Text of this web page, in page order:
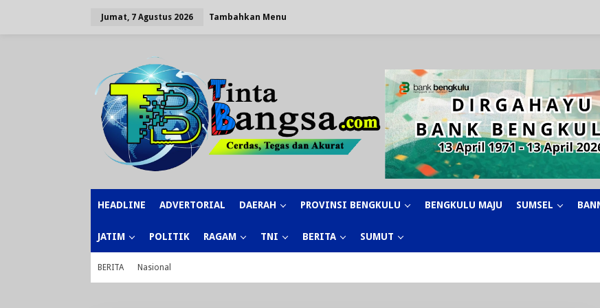
Jumat, 7 Agustus 2026 Tambahkan Menu
HEADLINE ADVERTORIAL DAERAH PROVINSI BENGKULU BENGKULU MAJU SUMSEL
JATIM POLITIK RAGAM TNI BERITA SUMUT
BERITA Nasional